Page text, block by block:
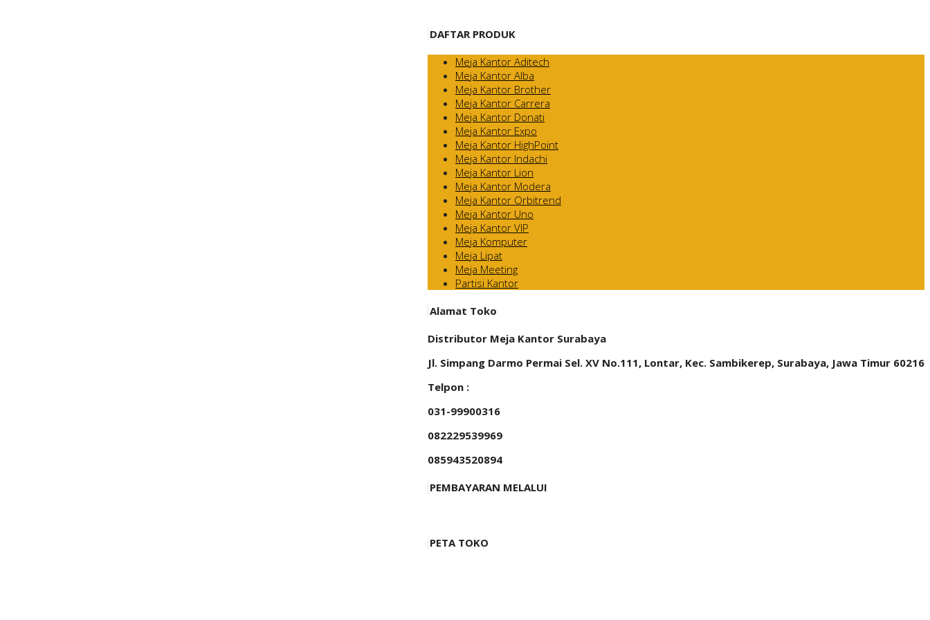
DAFTAR PRODUK
Meja Kantor Aditech
Meja Kantor Alba
Meja Kantor Brother
Meja Kantor Carrera
Meja Kantor Donati
Meja Kantor Expo
Meja Kantor HighPoint
Meja Kantor Indachi
Meja Kantor Lion
Meja Kantor Modera
Meja Kantor Orbitrend
Meja Kantor Uno
Meja Kantor VIP
Meja Komputer
Meja Lipat
Meja Meeting
Partisi Kantor
Alamat Toko
Distributor Meja Kantor Surabaya
Jl. Simpang Darmo Permai Sel. XV No.111, Lontar, Kec. Sambikerep, Surabaya, Jawa Timur 60216
Telpon :
031-99900316
082229539969
085943520894
PEMBAYARAN MELALUI
PETA TOKO